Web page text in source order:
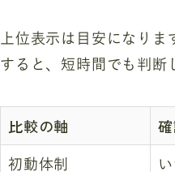
上位表示は目安になり
すると、短時間でも判断
比較の軸
初動体制